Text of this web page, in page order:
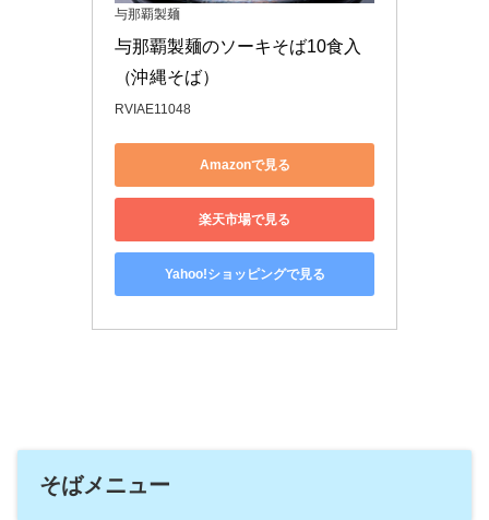
与那覇製麺
与那覇製麺のソーキそば10食入
（沖縄そば）
RVIAE11048
Amazonで見る
楽天市場で見る
Yahoo!ショッピングで見る
そばメニュー